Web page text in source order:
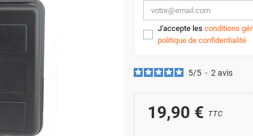
J'accepte les conditions
politique de confidentialité
5/5 - 2 avis
19,90 € TTC